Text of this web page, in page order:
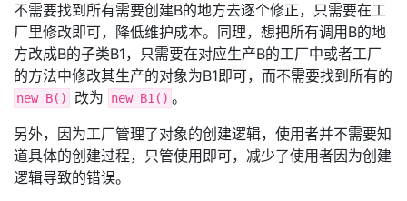
不需要找到所有需要创建B的地方去逐个修正，只需要在工
厂里修改即可，降低维护成本。同理，想把所有调用B的地
方改成B的子类B1，只需要在对应生产B的工厂中或者工厂
的方法中修改其生产的对象为B1即可，而不需要找到所有的
new B() 改为 new B1() 。
另外，因为工厂管理了对象的创建逻辑，使用者并不需要知
道具体的创建过程，只管使用即可，减少了使用者因为创建
逻辑导致的错误。